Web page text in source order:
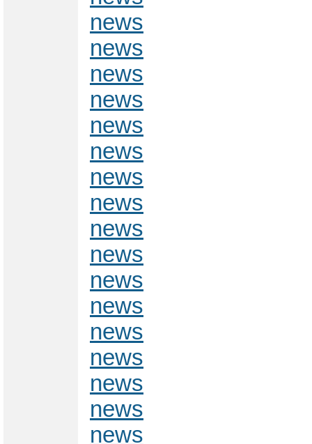
news
news
news
news
news
news
news
news
news
news
news
news
news
news
news
news
news